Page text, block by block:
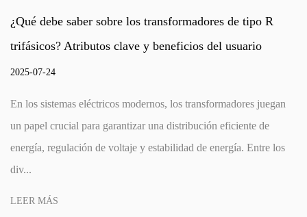
los transformadores de tipo R
y beneficios del usuario
los transformadores juegan
una distribución eficiente de
y estabilidad de energía. Entre los
¿Cómo pueden
mejorar la
En los modernos
gestión eficiente de
operativa y la